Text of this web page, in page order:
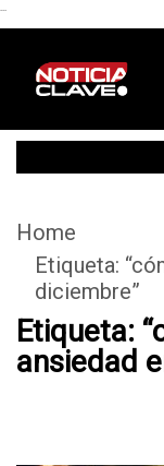
```
Home
Etiqueta:
diciembre”
Etiqueta:
ansiedad